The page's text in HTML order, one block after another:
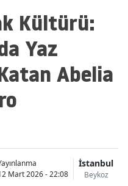
Kültürü:
Yaz
Abelia
Mart 2026 - 22:08
İstanbul
Beykoz